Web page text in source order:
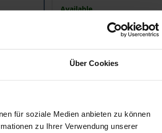
Über Cookies
für soziale Medien anbieten zu können
zu Ihrer Verwendung unserer
Available